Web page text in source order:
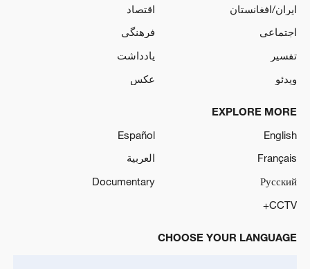
ایران/افغانستان
اقتصاد
اجتماعی
فرهنگی
تفسیر
یادداشت
ویدئو
عکس
EXPLORE MORE
English
Español
Français
العربية
Русский
Documentary
CCTV+
CHOOSE YOUR LANGUAGE